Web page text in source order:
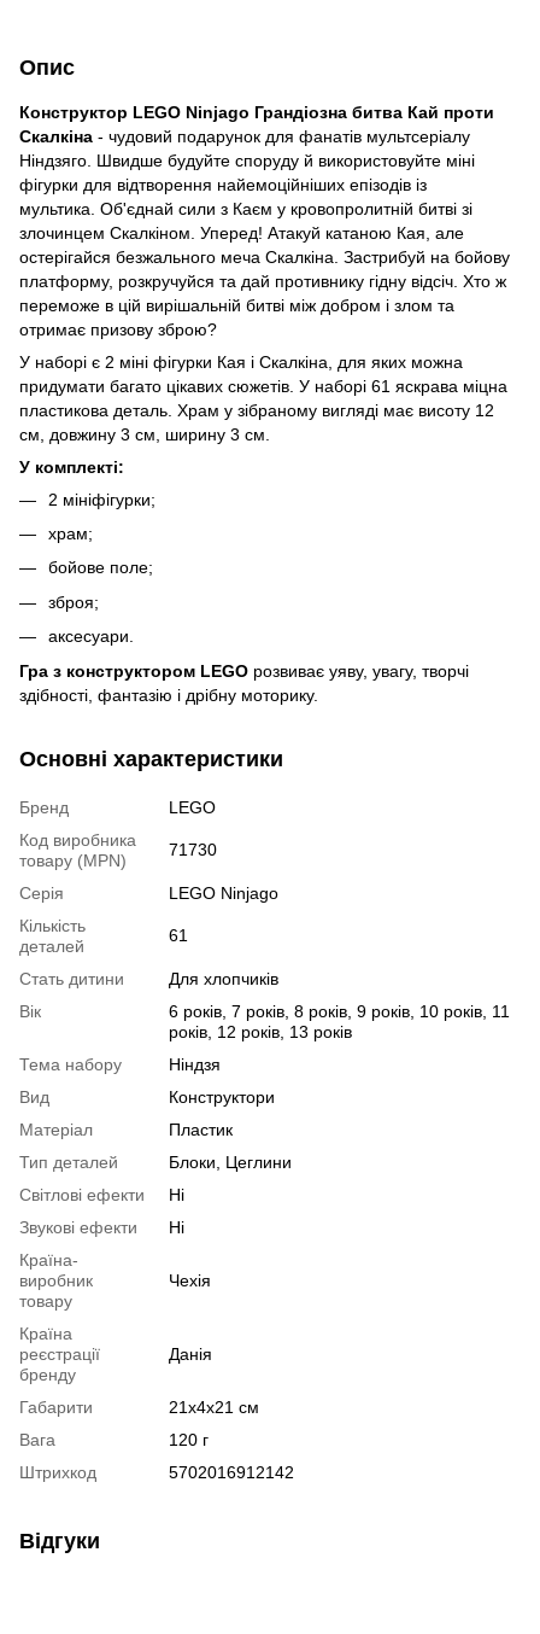
Опис
Конструктор LEGO Ninjago Грандіозна битва Кай проти
Скалкіна - чудовий подарунок для фанатів мультсеріалу
Ніндзяго. Швидше будуйте споруду й використовуйте міні
фігурки для відтворення найемоційніших епізодів із
мультика. Об'єднай сили з Каєм у кровопролитній битві зі
злочинцем Скалкіном. Уперед! Атакуй катаною Кая, але
остерігайся безжального меча Скалкіна. Застрибуй на бойову
платформу, розкручуйся та дай противнику гідну відсіч. Хто ж
переможе в цій вирішальній битві між добром і злом та
отримає призову зброю?
У наборі є 2 міні фігурки Кая і Скалкіна, для яких можна
придумати багато цікавих сюжетів. У наборі 61 яскрава міцна
пластикова деталь. Храм у зібраному вигляді має висоту 12
см, довжину 3 см, ширину 3 см.
У комплекті:
2 мініфігурки;
храм;
бойове поле;
зброя;
аксесуари.
Гра з конструктором LEGO розвиває уяву, увагу, творчі
здібності, фантазію і дрібну моторику.
Основні характеристики
Бренд
LEGO
Код виробника
товару (MPN)
71730
Серія
LEGO Ninjago
Кількість
деталей
61
Стать дитини
Для хлопчиків
Вік
6 років, 7 років, 8 років, 9 років, 10 років, 11
років, 12 років, 13 років
Тема набору
Ніндзя
Вид
Конструктори
Матеріал
Пластик
Тип деталей
Блоки, Цеглини
Світлові ефекти
Ні
Звукові ефекти
Ні
Країна-
виробник
товару
Чехія
Країна
реєстрації
бренду
Данія
Габарити
21x4x21 см
Вага
120 г
Штрихкод
5702016912142
Відгуки